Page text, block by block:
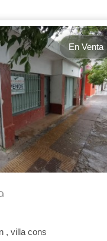
En Venta
, villa cons